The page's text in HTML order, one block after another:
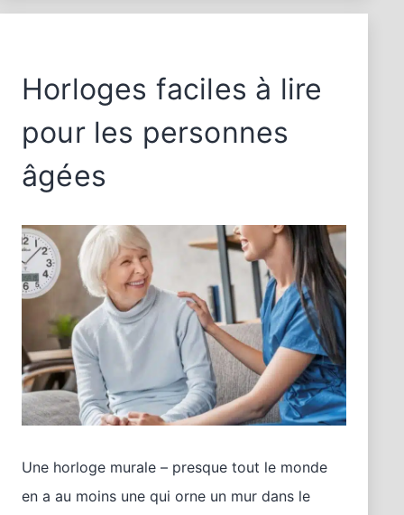
l’or
Horloges faciles à lire
pour les personnes
âgées
Une horloge murale – presque tout le monde
en a au moins une qui orne un mur dans le